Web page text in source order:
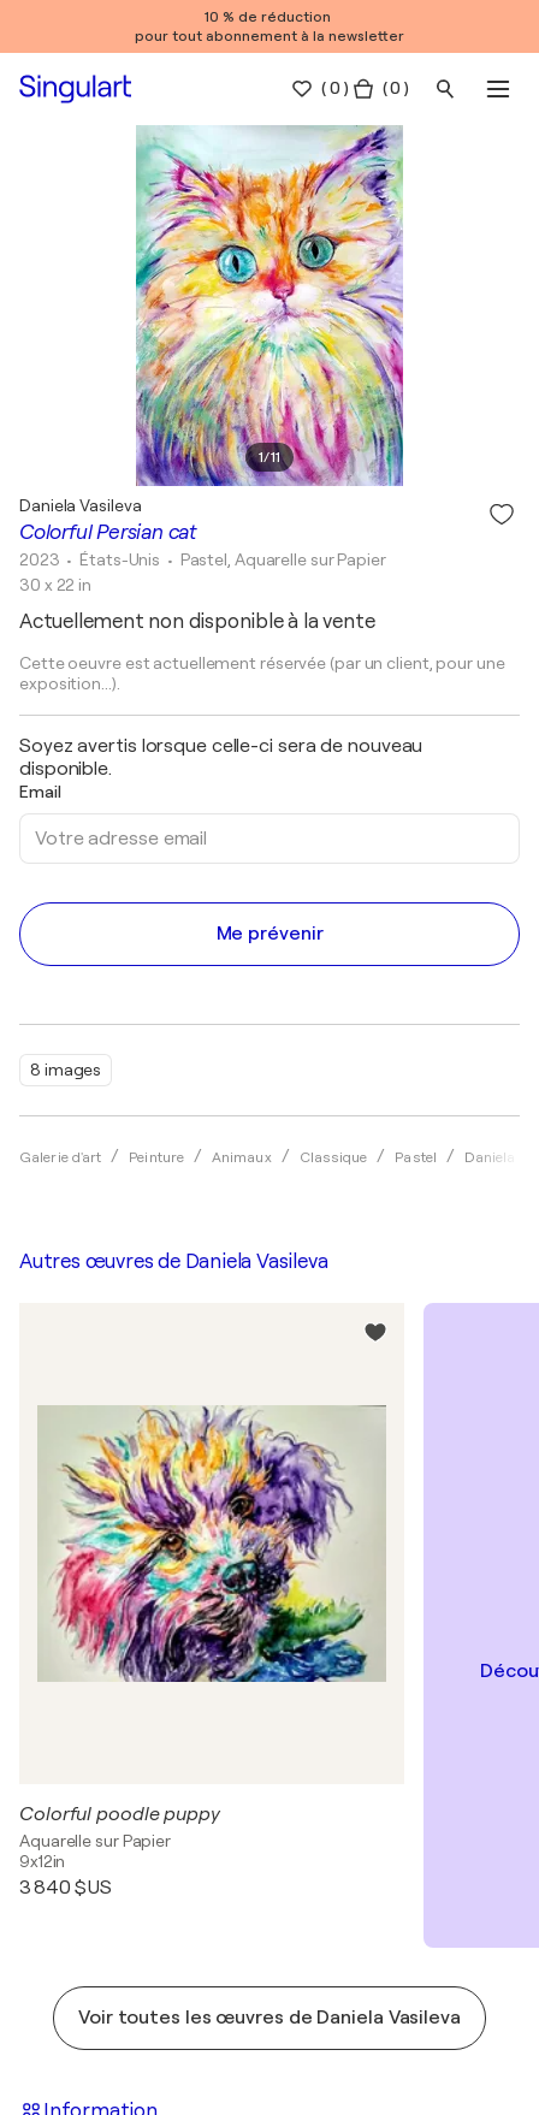
10 % de réduction
pour tout abonnement à la newsletter
(0 ) ( 0 )
1/11
8 images
Galerie d'art Peinture Animaux Classique Pastel Daniela
Colorful Persian cat
Daniela Vasileva
2023 • États-Unis • Pastel, Aquarelle sur Papier
30 x 22 in
Actuellement non disponible à la vente
Cette oeuvre est actuellement réservée (par un client, pour une
exposition...).
Soyez avertis lorsque celle-ci sera de nouveau
disponible.
Email
Me prévenir
Autres œuvres de Daniela Vasileva
Colorful poodle puppy
Aquarelle sur Papier
9x12in
3 840 $US
Voir toutes les œuvres de Daniela Vasileva
Information